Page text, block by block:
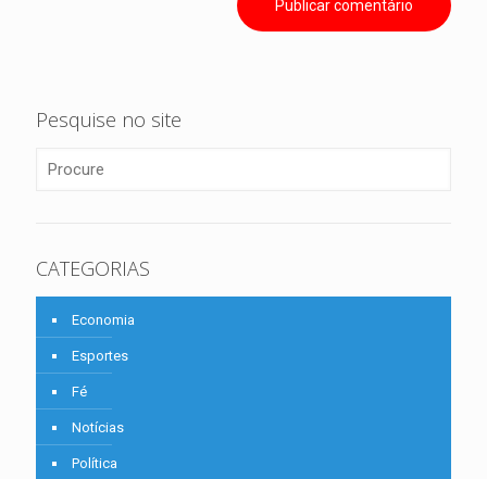
Pesquise no site
CATEGORIAS
Economia
Esportes
Fé
Notícias
Política